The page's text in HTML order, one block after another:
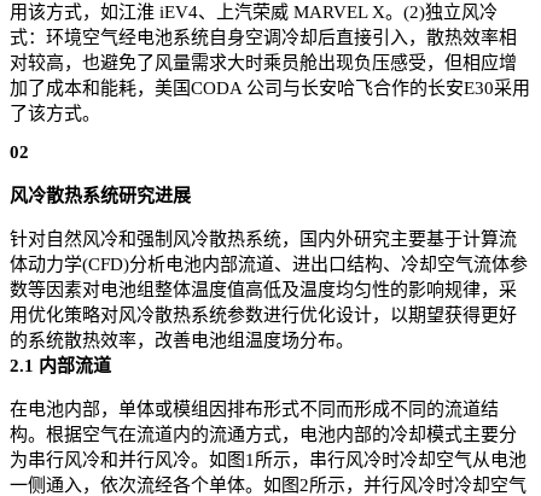
用该方式，如江淮 iEV4、上汽荣威 MARVEL X。(2)独立风冷
式：环境空气经电池系统自身空调冷却后直接引入，散热效率相
对较高，也避免了风量需求大时乘员舱出现负压感受，但相应增
加了成本和能耗，美国CODA 公司与长安哈飞合作的长安E30采用
了该方式。
02
风冷散热系统研究进展
针对自然风冷和强制风冷散热系统，国内外研究主要基于计算流
体动力学(CFD)分析电池内部流道、进出口结构、冷却空气流体参
数等因素对电池组整体温度值高低及温度均匀性的影响规律，采
用优化策略对风冷散热系统参数进行优化设计，以期望获得更好
的系统散热效率，改善电池组温度场分布。
2.1 内部流道
在电池内部，单体或模组因排布形式不同而形成不同的流道结
构。根据空气在流道内的流通方式，电池内部的冷却模式主要分
为串行风冷和并行风冷。如图1所示，串行风冷时冷却空气从电池
一侧通入，依次流经各个单体。如图2所示，并行风冷时冷却空气